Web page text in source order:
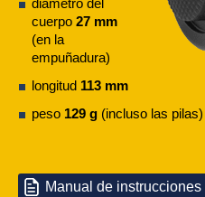
diámetro del
cuerpo 27 mm
(en la
empuñadura)
longitud 113 mm
peso 129 g (incluso las pilas)
Manual de